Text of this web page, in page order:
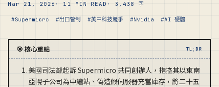
Mar 21, 2026 · 11 MIN READ · 3,438 字
#Supermicro #出口管制 #美中科技競爭 #Nvidia #AI 硬體
🎯 核心重點 TL;DR
美國司法部起訴 Supermicro 共同創辦人，指控其以東南
亞幌子公司為中繼站、偽造假伺服器充當庫存，將二十五